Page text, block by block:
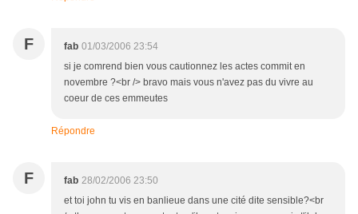
F fab 01/03/2006 23:54
si je comrend bien vous cautionnez les actes commit en
novembre ?<br /> bravo mais vous n'avez pas du vivre au
coeur de ces emmeutes
Répondre
F fab 28/02/2006 23:50
et toi john tu vis en banlieue dans une cité dite sensible?<br